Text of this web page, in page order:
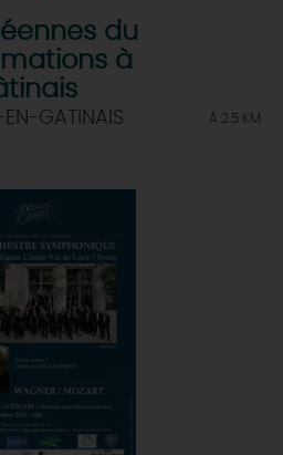
du
à
EN-GATINAIS À 2.5 KM